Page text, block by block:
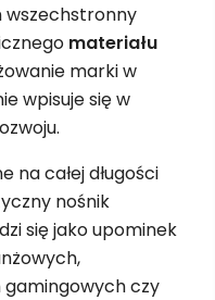
wszechstronny
materiału
marki w
wpisuje się w
na całej długości
nośnik
się jako upominek
czy